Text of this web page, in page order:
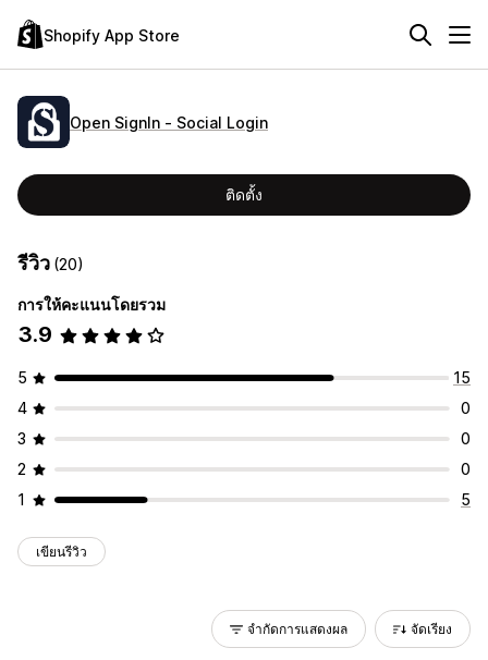
Shopify App Store
Open SignIn ‑ Social Login
ติดตั้ง
รีวิว (20)
การให้คะแนนโดยรวม
3.9
5
15
4
0
3
0
2
0
1
5
เขียนรีวิว
จำกัดการแสดงผล จัดเรียง